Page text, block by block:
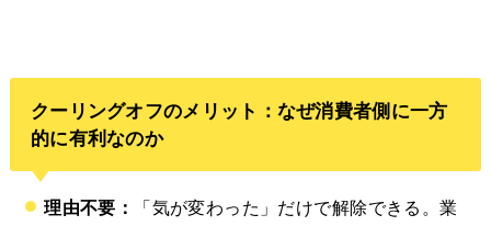
クーリングオフのメリット：なぜ消費者側に一方
的に有利なのか
理由不要：
「気が変わった」だけで解除できる。業